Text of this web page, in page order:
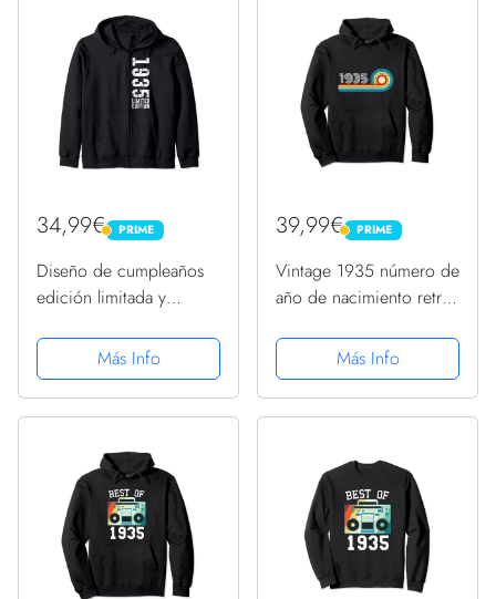
34,99€ PRIME
PRIME
Diseño de cumpleaños
edición limitada y
con Capucha
Más Info
39,99€ PRIME
PRIME
Vintage 1935 número de
año de nacimiento retro
1935 Sudadera con
Capucha
Más Info